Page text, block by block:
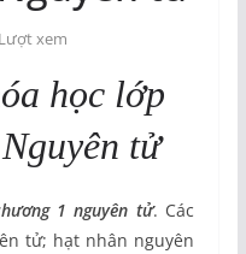
xem
học lớp
tử
1 nguyên tử. Các
tử; hạt nhân nguyên